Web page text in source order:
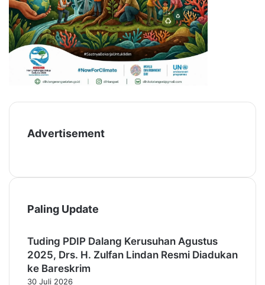
e
n
d
u
n
i
a
Advertisement
Paling Update
Tuding PDIP Dalang Kerusuhan Agustus
2025, Drs. H. Zulfan Lindan Resmi Diadukan
ke Bareskrim
30 Juli 2026